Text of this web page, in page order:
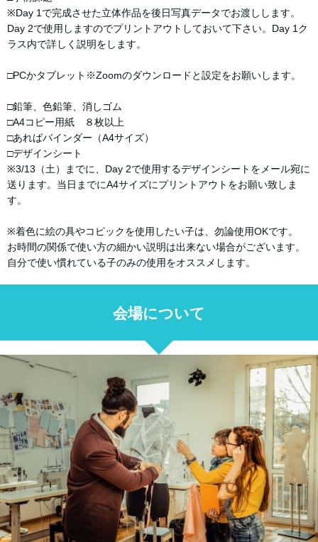
※Day 1で完成させた立体作品を後日写真データでお渡しします。
Day 2で使用しますのでプリントアウトしておいて下さい。Day 1ク
ラス内で詳しく説明をします。
□PCかタブレット※Zoomのダウンロードと設定をお願いします。
□鉛筆、色鉛筆、消しゴム
□A4コピー用紙 ８枚以上
□あればバインダー（A4サイズ）
□デザインシート
※3/13（土）までに、Day 2で使用するデザインシートをメール宛に
送ります。当日までにA4サイズにプリントアウトをお願い致しま
す。
※着色に絵の具やコピックを使用したい子は、勿論使用OKです。
お時間の関係で使い方の細かい説明は出来ない場合がございます。
自分で使い慣れている子のみの使用をオススメします。
会場について